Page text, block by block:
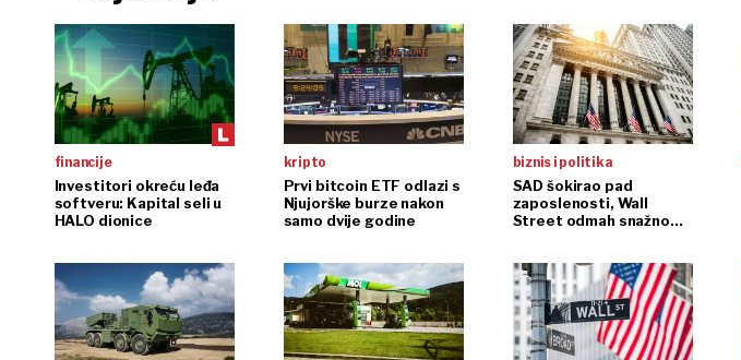
financije
Investitori okreću leđa
softveru: Kapital seli u
HALO dionice
kripto
Prvi bitcoin ETF odlazi s
Njujorške burze nakon
samo dvije godine
biznis i politika
SAD šokirao pad
zaposlenosti, Wall
Street odmah snažno